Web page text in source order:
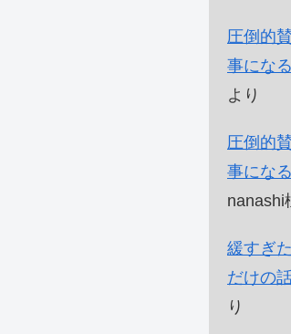
圧倒的
事にな
より
圧倒的
事にな
nanashi
緩すぎ
だけの
り